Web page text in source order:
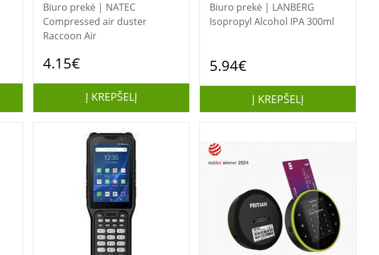
Biuro prekė | NATEC
Compressed air duster
Raccoon Air
4.15€
Į KREPŠELĮ
Biuro prekė | LANBERG
Isopropyl Alcohol IPA 300ml
5.94€
Į KREPŠELĮ